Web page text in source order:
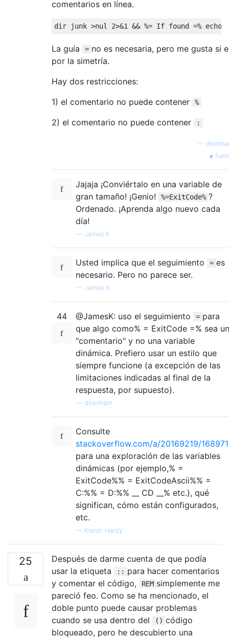
comentarios en línea.
La guía = no es necesaria, pero me gusta si
por la simetría.
Hay dos restricciones:
1) el comentario no puede contener
%
2) el comentario no puede contener :
Jajaja ¡Conviértalo en una variable de
gran tamaño! ¡Genio!
%=ExitCode% ?
Ordenado. ¡Aprenda algo nuevo cada
día!
— James K
Usted implica que el seguimiento = es
necesario. Pero no parece ser.
— James K
44 @JamesK: uso el seguimiento = para
que algo como% = ExitCode =% sea un
"comentario" y no una variable
dinámica. Prefiero usar un estilo que
siempre funcione (a excepción de las
limitaciones indicadas al final de la
respuesta, por supuesto).
dbenham
Consulte
stackoverflow.com/a/20169219/
para una exploración de las variables
dinámicas (por ejemplo,% =
ExitCode%% = ExitCodeAscii%% =
C:%% = D:%% __ CD __% etc.), qué
significan, cómo están configurados,
etc.
— Kieron Hardy
25
Después de darme cuenta de que podía
usar la etiqueta
:: para hacer comentarios
y comentar el código,
REM simplemente me
pareció feo. Como se ha mencionado, el
doble punto puede causar problemas
cuando se usa dentro del
() código
bloqueado, pero he descubierto una